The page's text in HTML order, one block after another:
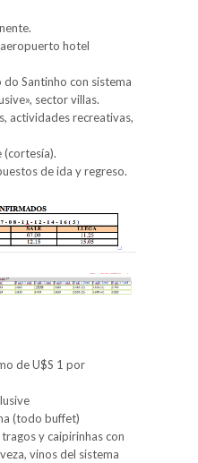
hotel
Santinho con sistema
sector villas.
actividades recreativas,
(cortesía).
de ida y regreso.
de U$S 1 por
(todo buffet)
y caipirinhas con
vinos del sistema